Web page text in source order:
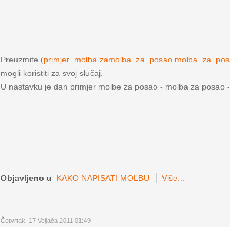
Preuzmite (primjer_molba zamolba_za_posao
mogli koristiti za svoj slučaj.
U nastavku je dan primjer molbe za posao - molba za
Objavljeno u KAKO NAPISATI MOLBU Više...
Četvrtak, 17 Veljača 2011 01:49